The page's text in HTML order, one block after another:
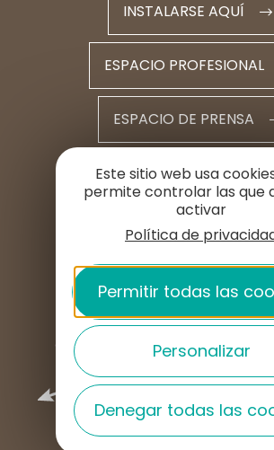
INSTALARSE AQUÍ
ESPACIO PROFESIONAL
ESPACIO DE PRENSA
Este sitio web usa
permite controlar las que
activar
Política de
Permitir todas las
Personalizar
Denegar todas las